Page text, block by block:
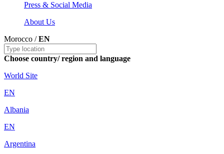
Press & Social Media
About Us
Morocco /EN
Choose country/ region and language
World Site
EN
Albania
EN
Argentina